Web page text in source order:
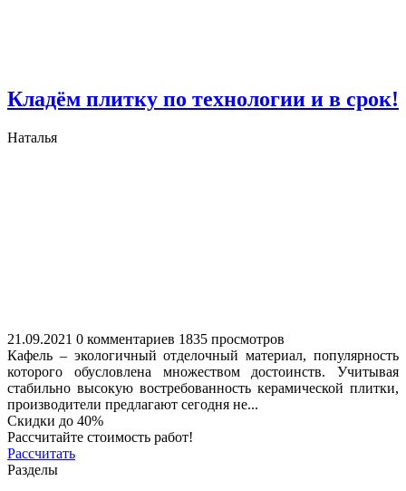
Кладём плитку по технологии и в срок!
Наталья
21.09.2021 0 комментариев 1835 просмотров
Кафель – экологичный отделочный материал, популярность
которого обусловлена множеством достоинств. Учитывая
стабильно высокую востребованность керамической плитки,
производители предлагают сегодня не...
Скидки до 40%
Рассчитайте стоимость работ!
Рассчитать
Разделы